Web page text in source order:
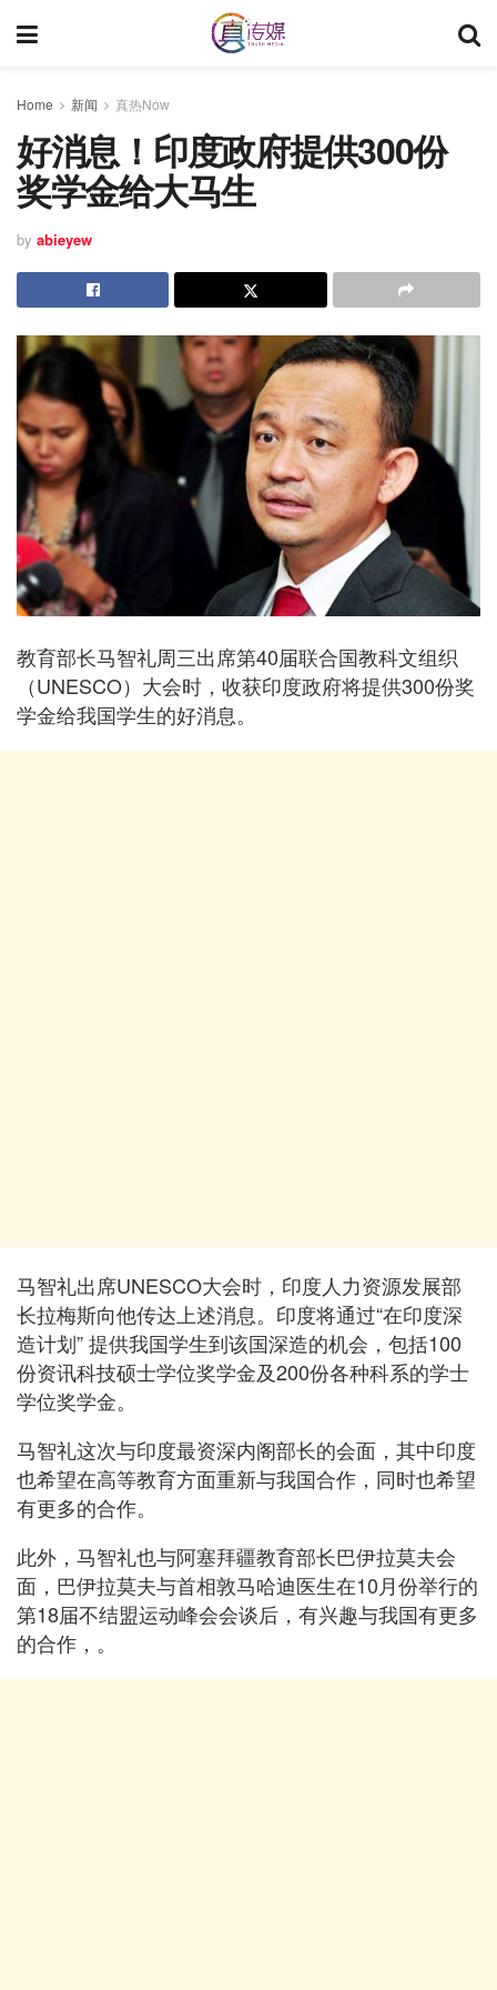
Home 新闻 真热Now
好消息！印度政府提供300份
奖学金给大马生
by abieyew
教育部长马智礼周三出席第40届联合国教科文组织
（UNESCO）大会时，收获印度政府将提供300份奖
学金给我国学生的好消息。
马智礼出席UNESCO大会时，印度人力资源发展部
长拉梅斯向他传达上述消息。印度将通过“在印度深
造计划” 提供我国学生到该国深造的机会，包括100
份资讯科技硕士学位奖学金及200份各种科系的学士
学位奖学金。
马智礼这次与印度最资深内阁部长的会面，其中印度
也希望在高等教育方面重新与我国合作，同时也希望
有更多的合作。
此外，马智礼也与阿塞拜疆教育部长巴伊拉莫夫会
面，巴伊拉莫夫与首相敦马哈迪医生在10月份举行的
第18届不结盟运动峰会会谈后，有兴趣与我国有更多
的合作，。